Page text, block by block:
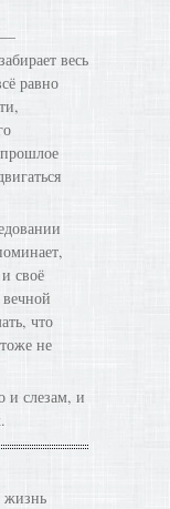
—
весь
равно
своё
вечной
что
не
и слезам, и
жизнь